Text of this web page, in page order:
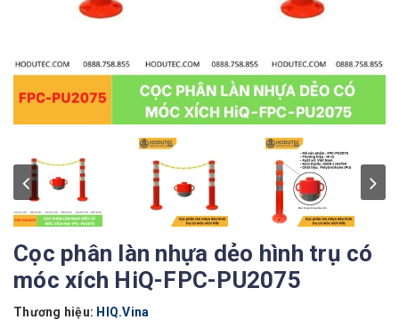
Cọc phân làn nhựa dẻo hình trụ có
móc xích HiQ-FPC-PU2075
Thương hiệu: HIQ.Vina